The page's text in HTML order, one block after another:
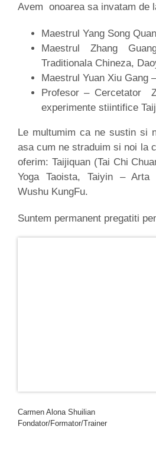
Avem onoarea sa invatam de
Maestrul Yang Song
Maestrul Zhang
Traditionala Chineza,
Maestrul Yuan Xiu Gang
Profesor – Cercetator
experimente stiintifice
Le multumim ca ne sustin si
asa cum ne straduim si noi la
oferim: Taijiquan (Tai Chi
Yoga Taoista, Taiyin – Arta
Wushu KungFu.
Suntem permanent pregatiti
Carmen Alona Shuilian
Fondator/Formator/Trainer